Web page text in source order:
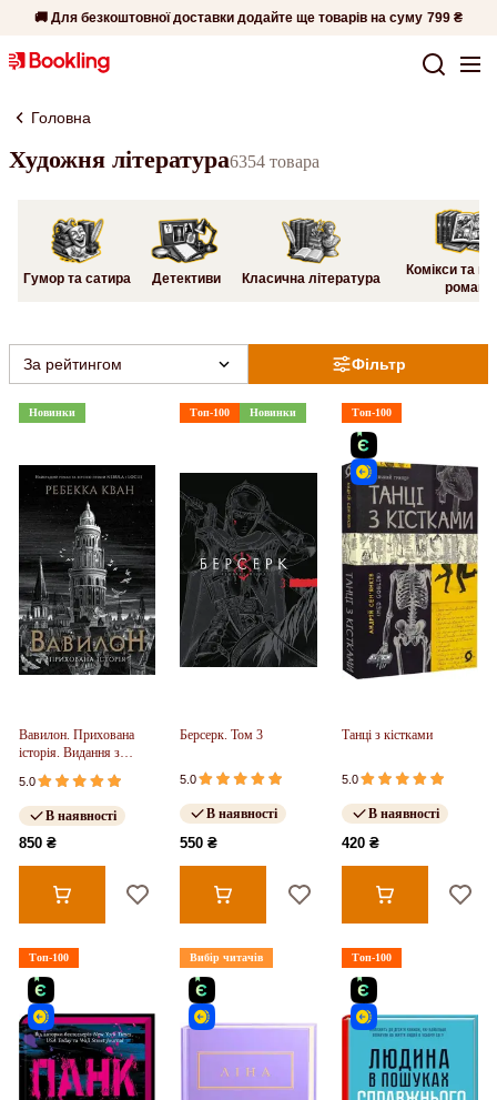
🚚 Для безкоштовної доставки додайте ще товарів на суму 799 ₴
Головна
Художня література6354 товара
Гумор та сатира Детективи Класична література
Комікси та
романи
Фільтр
За рейтингом
Новинки
Вавилон. Прихована
історія. Видання з
ілюстрованим зрізом
(у)
5.0
В наявності
850 ₴
Топ-100 Новинки
Берсерк. Том 3
5.0
В наявності
550 ₴
Топ-100
Танці з кістками
5.0
В наявності
420 ₴
Топ-100 Вибір читачів Топ-100